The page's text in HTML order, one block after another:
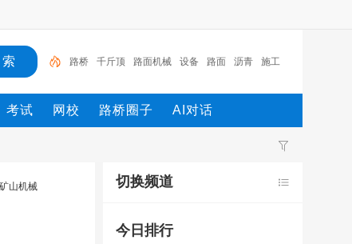
路桥 千斤顶 路面机械 设备 路面 沥青 施工
钢筋 工程 机械
考试 网校 路桥圈子 AI对话
矿山机械
切换频道
今日排行